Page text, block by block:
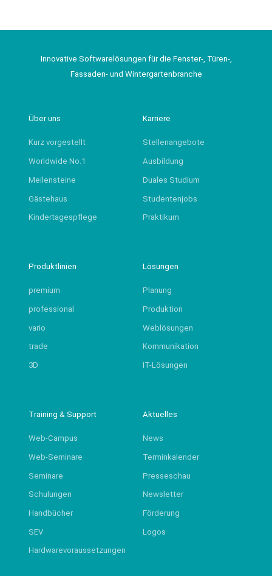
Innovative Softwarelösungen für die Fenster-, Türen-,
Fassaden- und Wintergartenbranche
Über uns
Kurz vorgestellt
Worldwide No.1
Meilensteine
Gästehaus
Kindertagespflege
Karriere
Stellenangebote
Ausbildung
Duales Studium
Studentenjobs
Praktikum
Produktlinien
premium
professional
vario
trade
3D
Lösungen
Planung
Produktion
Weblösungen
Kommunikation
IT-Lösungen
Training & Support
Web-Campus
Web-Seminare
Seminare
Schulungen
Handbücher
SEV
Hardwarevoraussetzungen
Aktuelles
News
Terminkalender
Presseschau
Newsletter
Förderung
Logos